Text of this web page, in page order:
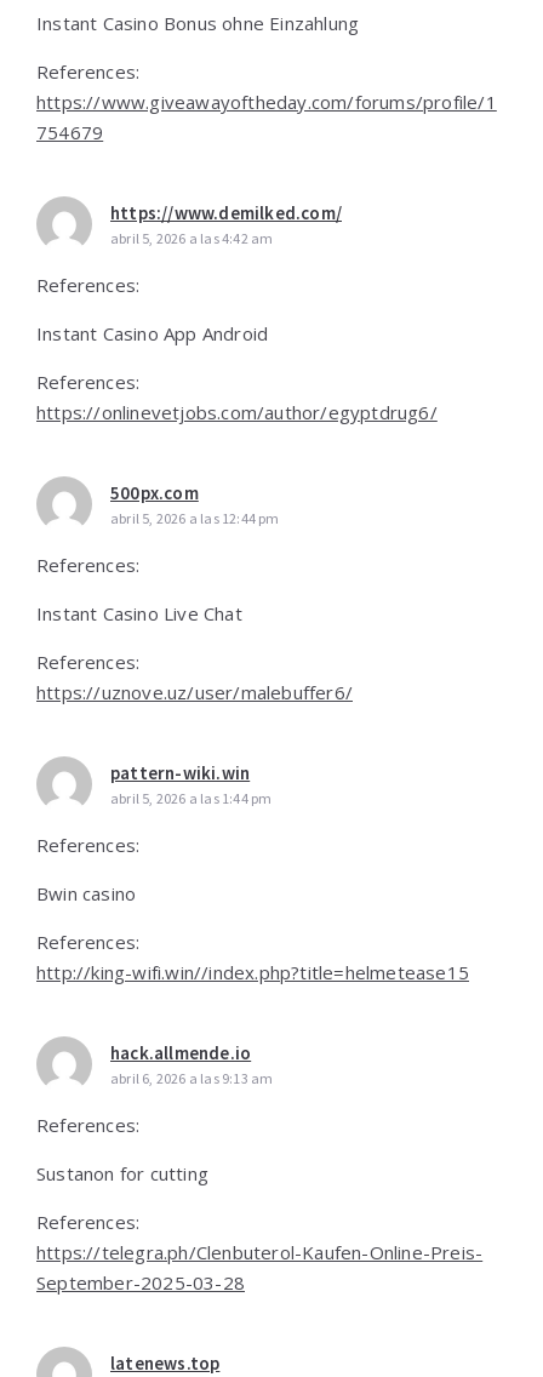
Instant Casino Bonus ohne Einzahlung
References:
https://www.giveawayoftheday.com/forums/profile/1
754679
https://www.demilked.com/
abril 5, 2026 a las 4:42 am
References:
Instant Casino App Android
References:
https://onlinevetjobs.com/author/egyptdrug6/
500px.com
abril 5, 2026 a las 12:44 pm
References:
Instant Casino Live Chat
References:
https://uznove.uz/user/malebuffer6/
pattern-wiki.win
abril 5, 2026 a las 1:44 pm
References:
Bwin casino
References:
http://king-wifi.win//index.php?title=helmetease15
hack.allmende.io
abril 6, 2026 a las 9:13 am
References:
Sustanon for cutting
References:
https://telegra.ph/Clenbuterol-Kaufen-Online-Preis-
September-2025-03-28
latenews.top